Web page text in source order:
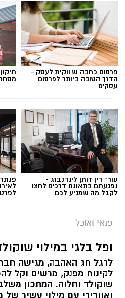
פרסום כתבה שיווקית לעסק -
הדרך הטובה ביותר לפרסום
עסקים
עורך דין דותן לינדנברג -
נפגעתם בתאונת דרכים לחצו
לקבל מה שמגיע לכם
פנאי ואוכל
ופל בלגי במילוי
לרגל חג האהבה, מגישה
לקינוח מפנק, מרשים וקל
שוקולד וחלוה. המתכון
ואוורירי עם מילוי עשיר